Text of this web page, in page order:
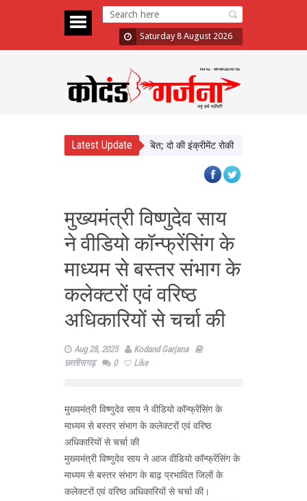
Saturday 8 August 2026
Latest Update
में दिखाई सख्ती, 3 अधिकारी निलंबित; दो की इंक्रीमेंट रोकी
मुख्यमंत्री विष्णुदेव साय
ने वीडियो कॉन्फ्रेंसिंग के
माध्यम से बस्तर संभाग के
कलेक्टरों एवं वरिष्ठ
अधिकारियों से चर्चा की
Aug 28, 2025
Kodand Garjana
छत्‍तीसगढ़
0 Like
मुख्यमंत्री विष्णुदेव साय ने वीडियो कॉन्फ्रेंसिंग के
माध्यम से बस्तर संभाग के कलेक्टरों एवं वरिष्ठ
अधिकारियों से चर्चा की
मुख्यमंत्री विष्णुदेव साय ने आज वीडियो कॉन्फ्रेंसिंग के
माध्यम से बस्तर संभाग के बाढ़ प्रभावित जिलों के
कलेक्टरों एवं वरिष्ठ अधिकारियों से चर्चा की।